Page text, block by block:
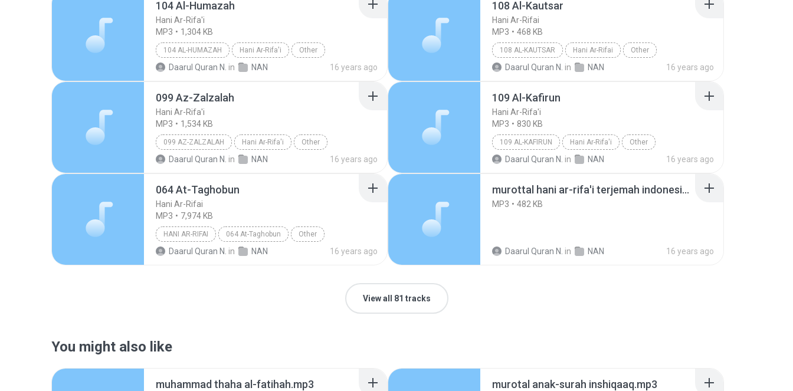
104 Al-Humazah
Hani Ar-Rifa'i
MP3
1,304 KB
104 AL-HUMAZAH Hani Ar-Rifa'i Other
Daarul Quran N. in NAN 16 years ago
108 Al-Kautsar
Hani Ar-Rifai
MP3
468 KB
108 AL-KAUTSAR Hani Ar-Rifai Other
Daarul Quran N. in NAN 16 years ago
099 Az-Zalzalah
Hani Ar-Rifa'i
MP3
1,534 KB
099 AZ-ZALZALAH Hani Ar-Rifa'i Other
Daarul Quran N. in NAN 16 years ago
109 Al-Kafirun
Hani Ar-Rifa'i
MP3
830 KB
109 AL-KAFIRUN Hani Ar-Rifa'i Other
Daarul Quran N. in NAN 16 years ago
064 At-Taghobun
Hani Ar-Rifai
MP3
7,974 KB
HANI AR-RIFAI 064 At-Taghobun Other
Daarul Quran N. in NAN 16 years ago
murottal hani ar-rifa'i terjemah indonesia 112n al-ikhlas.mp3
MP3 482 KB
Daarul Quran N. in NAN 16 years ago
View all 81 tracks
You might also like
muhammad thaha al-fatihah.mp3 murotal anak-surah inshiqaaq.mp3